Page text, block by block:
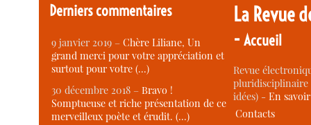
Derniers commentaires
9 janvier 2019 –Chère Liliane, Un
grand merci pour votre appréciation et
surtout pour votre (…)
30 décembre 2018 –Bravo !
Somptueuse et riche présentation de ce
merveilleux poète et érudit. (…)
La Revue
-Accueil
Revue
idées) -En
Contacts